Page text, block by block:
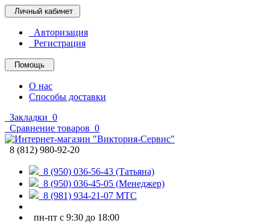
Личный кабинет
Авторизация
Регистрация
Помощь
О нас
Способы доставки
Закладки 0
Сравнение товаров 0
8 (812) 980-92-20
8 (950) 036-56-43 (Татьяна)
8 (950) 036-45-05 (Менеджер)
8 (981) 934-21-07 МТС
пн-пт с 9:30 до 18:00